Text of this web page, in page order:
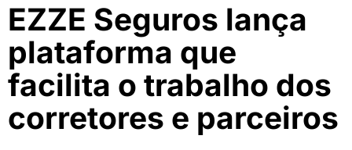
EZZE Seguros lança
plataforma que
facilita o trabalho dos
corretores e parceiros